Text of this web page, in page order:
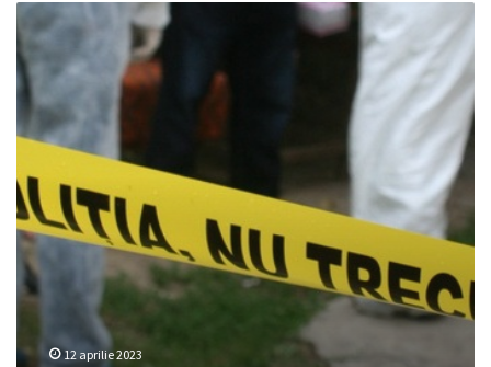
Un
bărbat
din
Hîncești,
găsit
fără
suflare
în
propria
casă.
Ce
spune
poliția
12 aprilie 2023